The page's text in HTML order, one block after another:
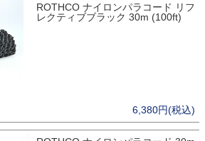
ROTHCO ナイロンパラコード リフ
レクティブブラック 30m (100ft)
6,380円(税込)